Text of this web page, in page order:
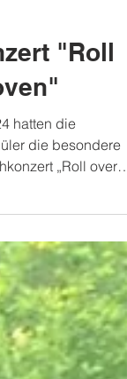
"Roll
„Roll over